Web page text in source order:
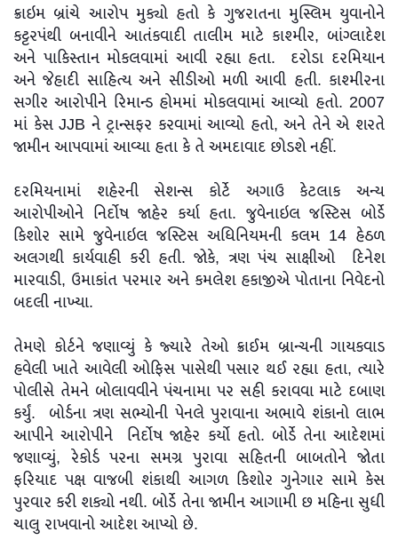
ક્રાઇમ બ્રાંચે આરોપ મુક્યો હતો કે ગુજરાતના મુસ્લિમ યુવાનોને
કટ્ટરપંથી બનાવીને આતંકવાદી તાલીમ માટે કાશ્મીર, બાંગ્લાદેશ
અને પાકિસ્તાન મોકલવામાં આવી રહ્યા હતા. દરોડા દરમિયાન
અને જેહાદી સાહિત્ય અને સીડીઓ મળી આવી હતી. કાશ્મીરના
સગીર આરોપીને રિમાન્ડ હોમમાં મોકલવામાં આવ્યો હતો. 2007
માં કેસ JJB ને ટ્રાન્સફર કરવામાં આવ્યો હતો, અને તેને એ શરતે
જામીન આપવામાં આવ્યા હતા કે તે અમદાવાદ છોડશે નહીં.
દરમિયનામાં શહેરની સેશન્સ કોર્ટે અગાઉ કેટલાક અન્ય
આરોપીઓને નિર્દોષ જાહેર કર્યા હતા. જુવેનાઇલ જસ્ટિસ બોર્ડે
કિશોર સામે જુવેનાઇલ જસ્ટિસ અધિનિયમની કલમ 14 હેઠળ
અલગથી કાર્યવાહી કરી હતી. જોકે, ત્રણ પંચ સાક્ષીઓ દિનેશ
મારવાડી, ઉમાકાંત પરમાર અને કમલેશ હકાજીએ પોતાના નિવેદનો
બદલી નાખ્યા.
તેમણે કોર્ટને જણાવ્યું કે જ્યારે તેઓ ક્રાઈમ બ્રાન્ચની ગાયકવાડ
હવેલી ખાતે આવેલી ઓફિસ પાસેથી પસાર થઈ રહ્યા હતા, ત્યારે
પોલીસે તેમને બોલાવવીને પંચનામા પર સહી કરાવવા માટે દબાણ
કર્યું. બોર્ડના ત્રણ સભ્યોની પેનલે પુરાવાના અભાવે શંકાનો લાભ
આપીને આરોપીને નિર્દોષ જાહેર કર્યો હતો. બોર્ડે તેના આદેશમાં
જણાવ્યું, રેકોર્ડ પરના સમગ્ર પુરાવા સહિતની બાબતોને જોતા
ફરિયાદ પક્ષ વાજબી શંકાથી આગળ કિશોર ગુનેગાર સામે કેસ
પુરવાર કરી શક્યો નથી. બોર્ડે તેના જામીન આગામી છ મહિના સુધી
ચાલુ રાખવાનો આદેશ આપ્યો છે.